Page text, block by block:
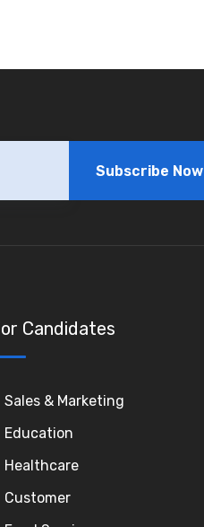
Subscribe Now
Candidates
Sales & Marketing
Education
Healthcare
Customer